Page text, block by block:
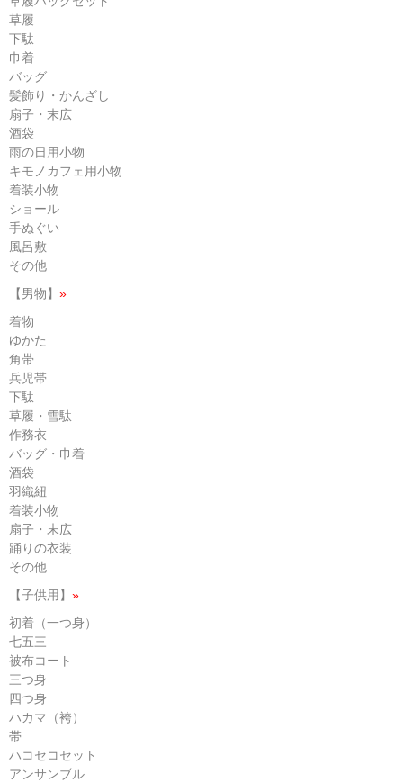
草履
下駄
巾着
バッグ
髪飾り・かんざし
扇子・末広
酒袋
雨の日用小物
キモノカフェ用小物
着装小物
ショール
手ぬぐい
風呂敷
その他
【男物】 »
着物
ゆかた
角帯
兵児帯
下駄
草履・雪駄
作務衣
バッグ・巾着
酒袋
羽織紐
着装小物
扇子・末広
踊りの衣装
その他
【子供用】 »
初着（一つ身）
七五三
被布コート
三つ身
四つ身
ハカマ（袴）
帯
ハコセコセット
アンサンブル